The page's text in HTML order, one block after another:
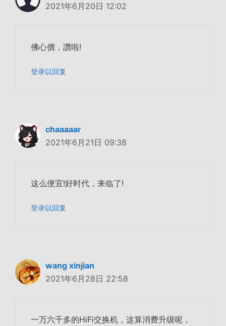
2021年6月20日 12:02
佛心價，讚啦!
登录以回复
chaaaaar
2021年6月21日 09:38
这么便宜!好时代，来临了!
登录以回复
wang xinjian
2021年6月28日 22:58
一万六千多的HiFi交换机，这算消费升级呢，